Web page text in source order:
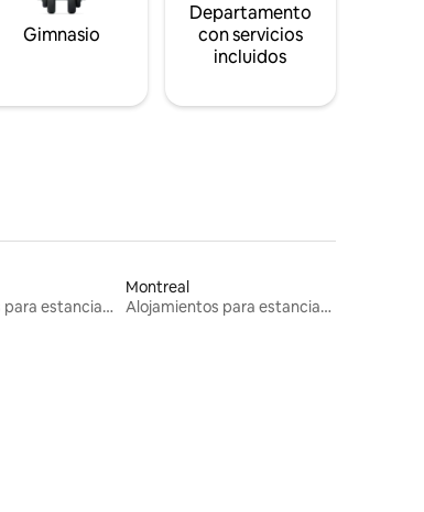
Gimnasio
Departamento
con servicios
incluidos
Alojamientos para estancias largas
Montreal
Alojamientos para estancias largas